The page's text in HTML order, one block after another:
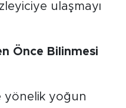
ulaşmayı
Önce Bilinmesi
yönelik yoğun